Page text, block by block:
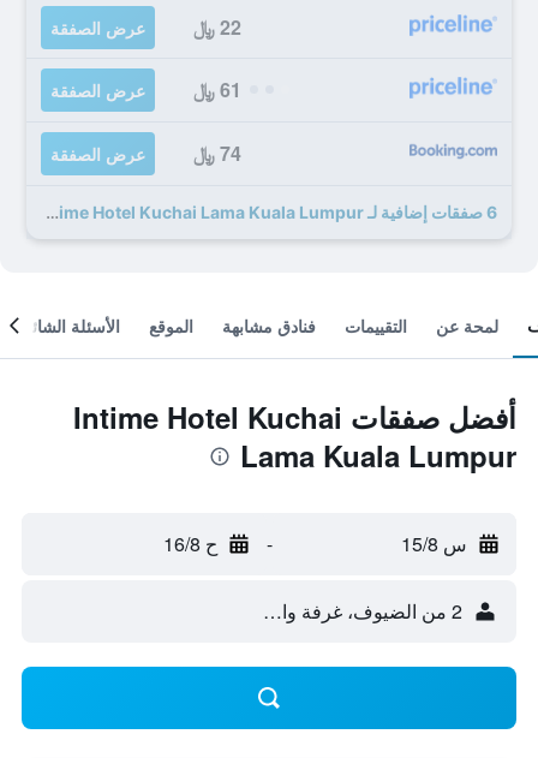
22 ﷼ عرض الصفقة
61 ﷼ عرض الصفقة
74 ﷼ عرض الصفقة
6 صفقات إضافية لـ Intime Hotel Kuchai Lama Kuala Lumpur
لمحة عن التقييمات فنادق مشابهة الموقع الأسئلة الشائعة
أفضل صفقات Intime Hotel Kuchai
Lama Kuala Lumpur
س 15/8 - ح 16/8
2 من الضيوف، غرفة واحدة